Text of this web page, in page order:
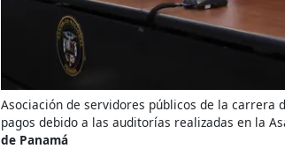
Asociación de servidores públicos de la
pagos debido a las auditorías realizadas en la
de Panamá